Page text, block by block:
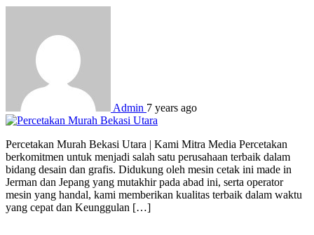
Admin 7 years ago
Percetakan Murah Bekasi Utara | Kami Mitra Media Percetakan
berkomitmen untuk menjadi salah satu perusahaan terbaik dalam
bidang desain dan grafis. Didukung oleh mesin cetak ini made in
Jerman dan Jepang yang mutakhir pada abad ini, serta operator
mesin yang handal, kami memberikan kualitas terbaik dalam waktu
yang cepat dan Keunggulan […]